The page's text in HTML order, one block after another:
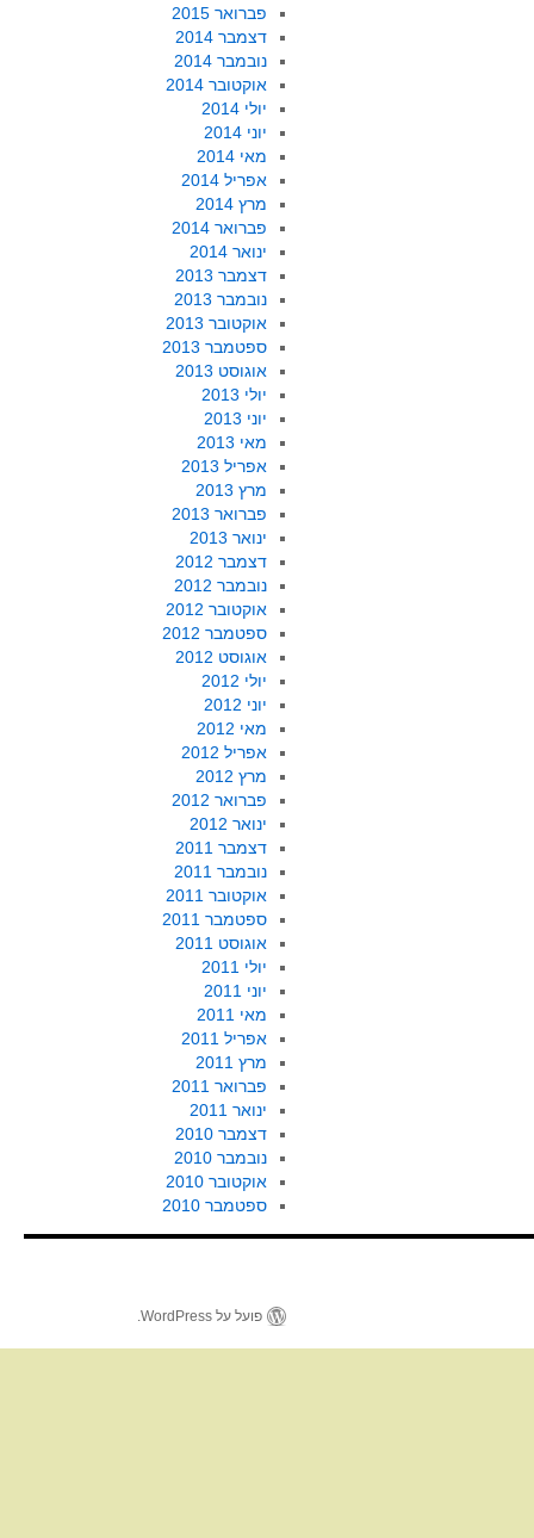
פברואר 2015
דצמבר 2014
נובמבר 2014
אוקטובר 2014
יולי 2014
יוני 2014
מאי 2014
אפריל 2014
מרץ 2014
פברואר 2014
ינואר 2014
דצמבר 2013
נובמבר 2013
אוקטובר 2013
ספטמבר 2013
אוגוסט 2013
יולי 2013
יוני 2013
מאי 2013
אפריל 2013
מרץ 2013
פברואר 2013
ינואר 2013
דצמבר 2012
נובמבר 2012
אוקטובר 2012
ספטמבר 2012
אוגוסט 2012
יולי 2012
יוני 2012
מאי 2012
אפריל 2012
מרץ 2012
פברואר 2012
ינואר 2012
דצמבר 2011
נובמבר 2011
אוקטובר 2011
ספטמבר 2011
אוגוסט 2011
יולי 2011
יוני 2011
מאי 2011
אפריל 2011
מרץ 2011
פברואר 2011
ינואר 2011
דצמבר 2010
נובמבר 2010
אוקטובר 2010
ספטמבר 2010
פועל על WordPress.